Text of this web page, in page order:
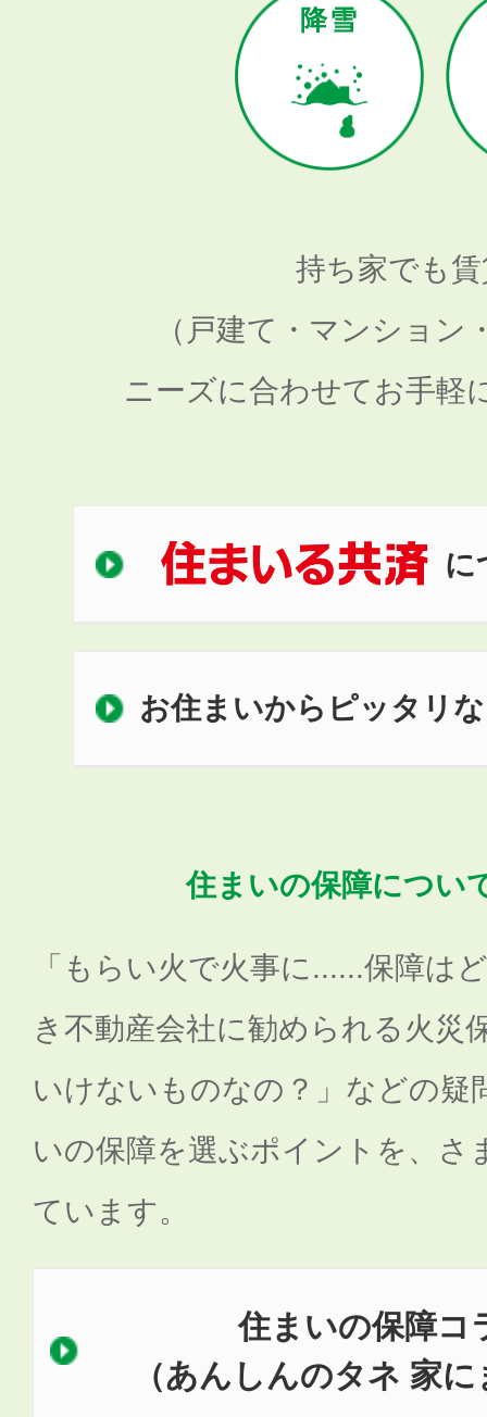
降雪
持ち家でも
（戸建て・マンション
ニーズに合わせてお手軽
に
お住まいからピッタリ
住まいの保障につい
「もらい火で火事に......保障は
き不動産会社に勧められる火災
いけないものなの？」などの疑
いの保障を選ぶポイントを、さ
ています。
住まいの保障コ
（あんしんのタネ 家